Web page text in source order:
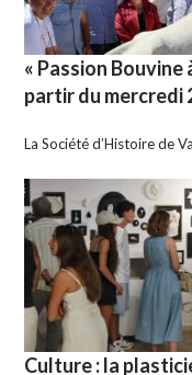
« Passion
partir du mercredi
La Société d’Histoire de
Culture : la